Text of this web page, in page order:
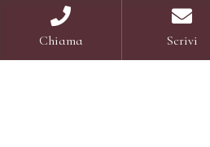
Chiama Scrivi